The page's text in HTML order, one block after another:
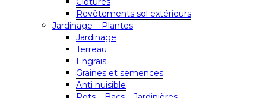
Revêtements sol extérieurs
Jardinage – Plantes
Jardinage
Terreau
Engrais
Graines et semences
Anti nuisible